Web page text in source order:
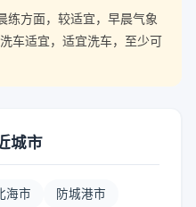
方面，较适宜，早晨气象
车适宜，适宜洗车，至少可
城市
海市 防城港市